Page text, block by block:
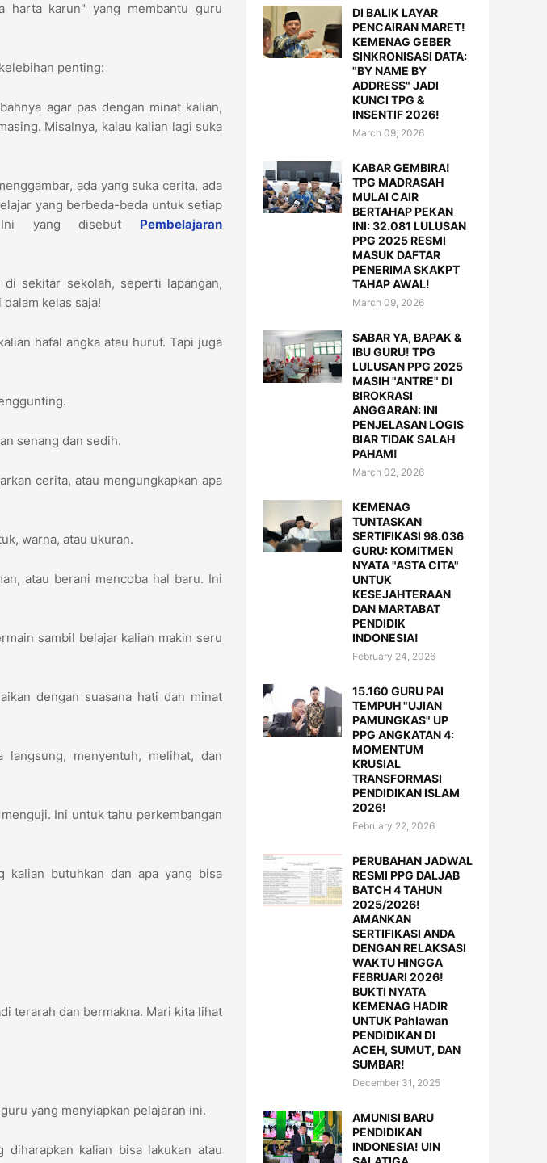
harta karun" yang membantu guru
penting:
agar pas dengan minat kalian,
Misalnya, kalau kalian lagi suka
ada yang suka cerita, ada
yang berbeda-beda untuk setiap
Ini yang disebut Pembelajaran
sekitar sekolah, seperti lapangan,
kelas saja!
hafal angka atau huruf. Tapi juga
senang dan sedih.
cerita, atau mengungkapkan apa
warna, atau ukuran.
atau berani mencoba hal baru. Ini
sambil belajar kalian makin seru
dengan suasana hati dan minat
menyentuh, melihat, dan
Ini untuk tahu perkembangan
kalian butuhkan dan apa yang bisa
terarah dan bermakna. Mari kita lihat
yang menyiapkan pelajaran ini.
diharapkan kalian bisa lakukan atau
DI BALIK LAYAR
PENCAIRAN MARET!
KEMENAG GEBER
SINKRONISASI DATA:
"BY NAME BY
ADDRESS" JADI
KUNCI TPG &
INSENTIF 2026!
March 09, 2026
KABAR GEMBIRA!
TPG MADRASAH
MULAI CAIR
BERTAHAP PEKAN
INI: 32.081 LULUSAN
PPG 2025 RESMI
MASUK DAFTAR
PENERIMA SKAKPT
TAHAP AWAL!
March 09, 2026
SABAR YA, BAPAK &
IBU GURU! TPG
LULUSAN PPG 2025
MASIH "ANTRE" DI
BIROKRASI
ANGGARAN: INI
PENJELASAN LOGIS
BIAR TIDAK SALAH
PAHAM!
March 02, 2026
KEMENAG
TUNTASKAN
SERTIFIKASI 98.036
GURU: KOMITMEN
NYATA "ASTA CITA"
UNTUK
KESEJAHTERAAN
DAN MARTABAT
PENDIDIK
INDONESIA!
February 24, 2026
15.160 GURU PAI
TEMPUH "UJIAN
PAMUNGKAS" UP
PPG ANGKATAN 4:
MOMENTUM
KRUSIAL
TRANSFORMASI
PENDIDIKAN ISLAM
2026!
February 22, 2026
PERUBAHAN JADWAL
RESMI PPG DALJAB
BATCH 4 TAHUN
2025/2026!
AMANKAN
SERTIFIKASI ANDA
DENGAN RELAKSASI
WAKTU HINGGA
FEBRUARI 2026!
BUKTI NYATA
KEMENAG HADIR
UNTUK Pahlawan
PENDIDIKAN DI
ACEH, SUMUT, DAN
SUMBAR!
December 31, 2025
AMUNISI BARU
PENDIDIKAN
INDONESIA! UIN